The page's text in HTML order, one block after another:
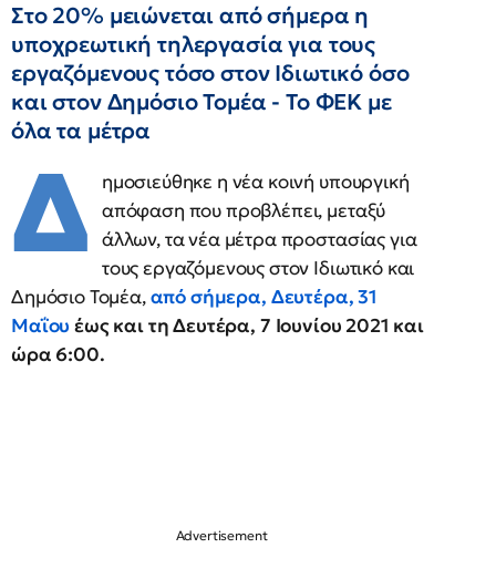
Στο 20% μειώνεται από σήμερα η
υποχρεωτική τηλεργασία για τους
εργαζόμενους τόσο στον Ιδιωτικό όσο
και στον Δημόσιο Τομέα - Το ΦΕΚ με
όλα τα μέτρα
Δ
ημοσιεύθηκε η νέα κοινή υπουργική
απόφαση που προβλέπει, μεταξύ
άλλων, τα νέα μέτρα προστασίας για
τους εργαζόμενους στον Ιδιωτικό και
Δημόσιο Τομέα,από σήμερα, Δευτέρα, 31
Μαΐου έως και τη Δευτέρα, 7 Ιουνίου 2021 και
ώρα 6:00.